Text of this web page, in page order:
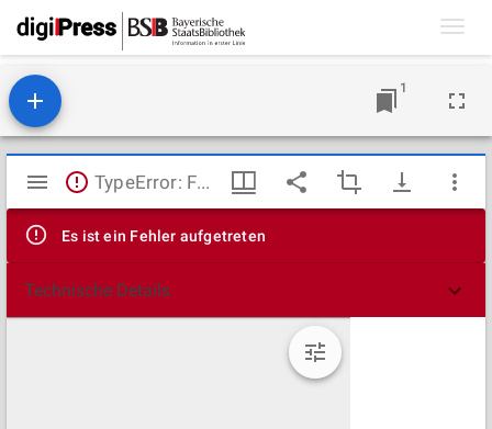
1
Mirador
Viewer
TypeError: Failed to fetch
Es ist ein Fehler aufgetreten
Technische Details